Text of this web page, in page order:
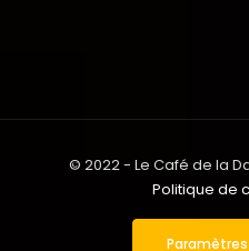
© 2022 - Le Café de la
Politique de